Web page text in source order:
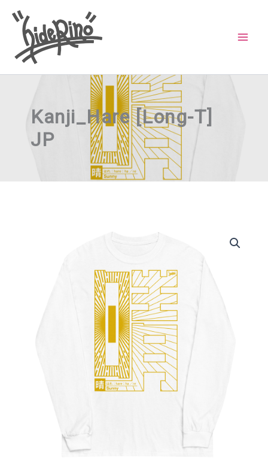
Kanji_Hare [Long-T]
JP